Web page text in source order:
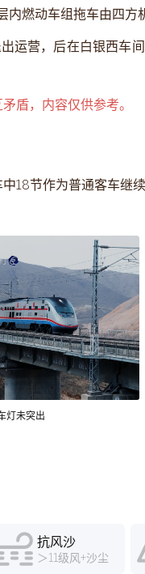
内燃动车组拖车由四方
运营，后在白银西车
盾，内容仅供参考。
18节作为普通客车继续
灯未突出
抗风沙
＞11级风+沙尘